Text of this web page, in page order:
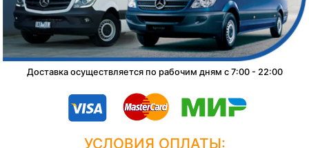
Доставка осуществляется по рабочим дням с 7:00 - 22:00
УСЛОВИЯ ОПЛАТЫ: